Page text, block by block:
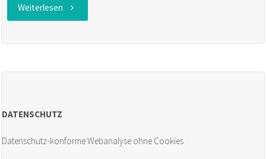
Weiterlesen "Stolperstein
Mangelnde
DATENSCHUTZ
Datenschutz-konforme Webanalyse ohne Cookies